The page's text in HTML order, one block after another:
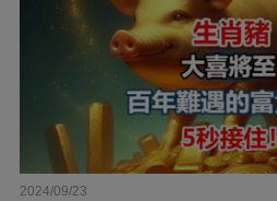
2024/09/23